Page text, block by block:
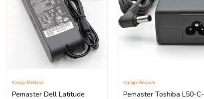
Pemaster Dell Latitude
Kargo Bedava
Pemaster Toshiba L50-C-
Kargo Bedava